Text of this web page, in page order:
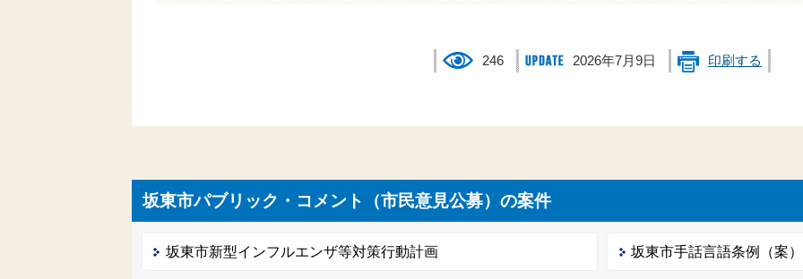
246 2026年7月9日 印刷する
坂東市パブリック・コメント（市民意見公募）の案件
坂東市新型インフルエンザ等対策行動計画 坂東市手話言語条例（案）